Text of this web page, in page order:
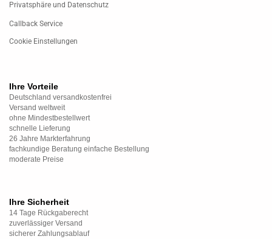
Privatsphäre und Datenschutz
Callback Service
Cookie Einstellungen
Ihre Vorteile
Deutschland versandkostenfrei
Versand weltweit
ohne Mindestbestellwert
schnelle Lieferung
26 Jahre Markterfahrung
fachkundige Beratung einfache Bestellung
moderate Preise
Ihre Sicherheit
14 Tage Rückgaberecht
zuverlässiger Versand
sicherer Zahlungsablauf